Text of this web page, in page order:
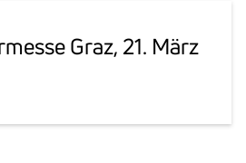
Graz, 21. März